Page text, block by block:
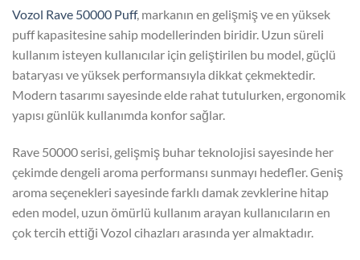
Vozol Rave 50000 Puff, markanın en gelişmiş ve en yüksek
puff kapasitesine sahip modellerinden biridir. Uzun süreli
kullanım isteyen kullanıcılar için geliştirilen bu model, güçlü
bataryası ve yüksek performansıyla dikkat çekmektedir.
Modern tasarımı sayesinde elde rahat tutulurken, ergonomik
yapısı günlük kullanımda konfor sağlar.
Rave 50000 serisi, gelişmiş buhar teknolojisi sayesinde her
çekimde dengeli aroma performansı sunmayı hedefler. Geniş
aroma seçenekleri sayesinde farklı damak zevklerine hitap
eden model, uzun ömürlü kullanım arayan kullanıcıların en
çok tercih ettiği Vozol cihazları arasında yer almaktadır.